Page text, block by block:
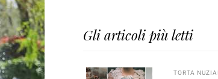
Gli articoli più letti
TORTA